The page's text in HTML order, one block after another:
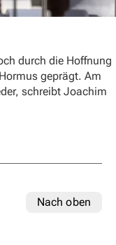
durch die Hoffnung
geprägt. Am
schreibt Joachim
Nach oben